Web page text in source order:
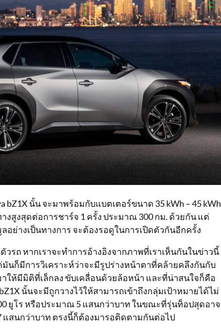
bZ1X นั้น จะมาพร้อมกับแบตเตอร์ขนาด 35 kWh – 45 kWh
งสูงสุดต่อการชาร์จ 1 ครั้ง ประมาณ 300 กม. ด้วยกัน แต่
อย่างเป็นทางการ จะต้องรอดูในการเปิดตัวกันอีกครั้ง
รถ หากเราจะทำการอ้างอิงจากภาพที่เราเห็นกันในข่าวนี้
มันก็มีการวิเคราะห์ว่าจะมีรูปร่างหน้าตาที่คล้ายคลึงกันกับ
ให้มีมิติที่เล็กลง ขับเคลื่อนด้วยล้อหน้า และที่น่าสนใจก็คือ
นั้นจะมีถูกวางไว้ให้สามารถเข้าถึงกลุ่มเป้าหมายได้ไม่
ยูโร หรือประมาณ 5 แสนกว่าบาท ในขณะที่รุ่นท็อปสุดอาจ
แสนกว่าบาท ตรงนี้ก็ต้องมารอติดตามกันต่อไป